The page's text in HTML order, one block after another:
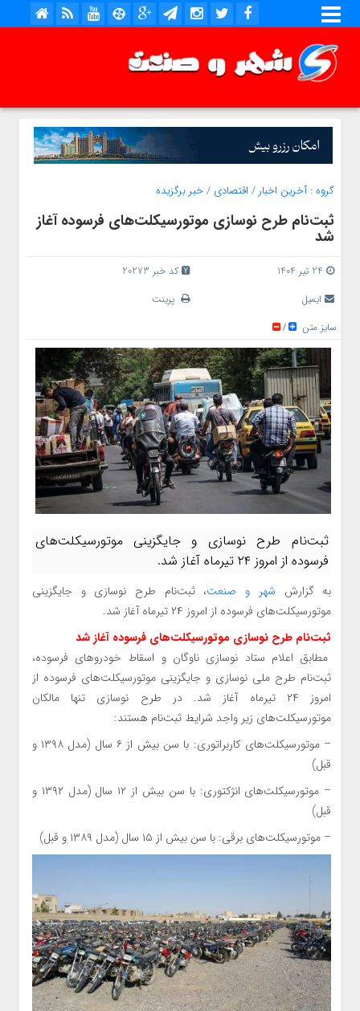
گروه :آخرین اخبار / اقتصادی /خبر برگزیده
ثبت‌نام طرح نوسازی موتورسیکلت‌های فرسوده آغاز
شد
24 تیر 1404
کد خبر 20273
ایمیل
پرینت
سایز متن
/
ثبت‌نام طرح نوسازی و جایگزینی موتورسیکلت‌های
فرسوده از امروز ۲۴ تیرماه آغاز شد.
به گزارش شهر و صنعت، ثبت‌نام طرح نوسازی و جایگزینی
موتورسیکلت‌های فرسوده از امروز ۲۴ تیرماه آغاز شد.
ثبت‌نام طرح نوسازی موتورسیکلت‌های فرسوده آغاز شد
مطابق اعلام ستاد نوسازی ناوگان و اسقاط خودروهای فرسوده،
ثبت‌نام طرح ملی نوسازی و جایگزینی موتورسیکلت‌های فرسوده از
امروز ۲۴ تیرماه آغاز شد. در طرح نوسازی تنها مالکان
موتورسیکلت‌های زیر واجد شرایط ثبت‌نام هستند:
– موتورسیکلت‌های کاربراتوری: با سن بیش از ۶ سال (مدل ۱۳۹۸ و
قبل)
– موتورسیکلت‌های انژکتوری: با سن بیش از ۱۲ سال (مدل ۱۳۹۲ و
قبل)
– موتورسیکلت‌های برقی: با سن بیش از ۱۵ سال (مدل ۱۳۸۹ و قبل)